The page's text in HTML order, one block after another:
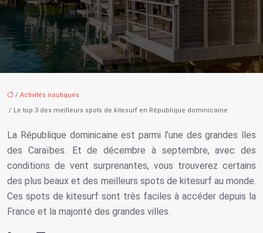
/ Activités nautiques
/ Le top 3 des meilleurs spots de kitesurf en République dominicaine
La République dominicaine est parmi l’une des grandes îles
des Caraïbes. Et de décembre à septembre, avec des
conditions de vent surprenantes, vous trouverez certains
des plus beaux et des meilleurs spots de kitesurf au monde.
Ces spots de kitesurf sont très faciles à accéder depuis la
France et la majorité des grandes villes.